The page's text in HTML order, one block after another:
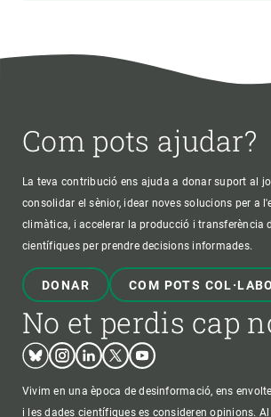
Com pots ajudar?
La teva contribució ens ajuda a donar suport al
consolidar el sènior, idear noves solucions per a
climàtica, i accelerar la producció i transferència
científiques per prendre decisions informades.
DONAR COM POTS
No et perdis cap
BlueskyInstagram
LinkedinTwitterYoutube
Vivim en una època de desinformació, ens
i les dades científiques es consideren opinions. Al